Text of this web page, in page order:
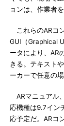
ョンは、作業者
これらのARコ
GUI（Graphical
ータにより、AR
きる。テキスト
ーカーで任意の
ARマニュアル
応機種は9.7イン
応予定だ。ARコ